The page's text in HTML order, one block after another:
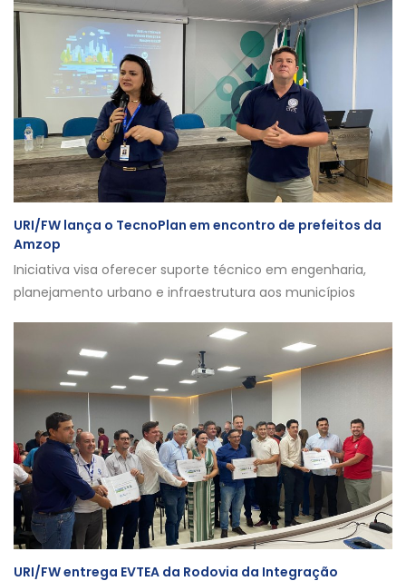
URI/FW lança o TecnoPlan em encontro de prefeitos da
Amzop
Iniciativa visa oferecer suporte técnico em engenharia,
planejamento urbano e infraestrutura aos municípios
URI/FW entrega EVTEA da Rodovia da Integração